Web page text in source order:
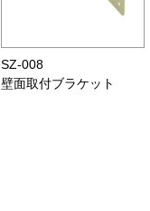
SZ-008
壁面取付ブラケット